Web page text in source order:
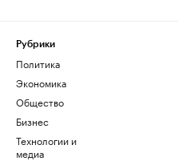
Рубрики
Политика
Экономика
Общество
Бизнес
Технологии и
медиа